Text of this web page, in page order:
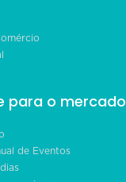
para o mercado
de Eventos